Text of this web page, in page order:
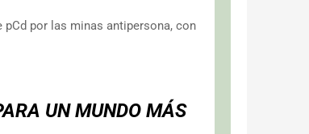
pCd por las minas antipersona, con
UN MUNDO MÁS